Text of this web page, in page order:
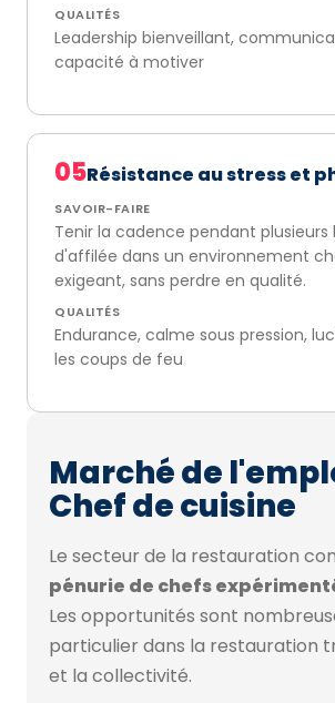
QUALITÉS
Leadership bienveillant,
capacité à motiver
05Résistance au stress et
SAVOIR-FAIRE
Tenir la cadence pendant plusieurs
d'affilée dans un environnement
exigeant, sans perdre en qualité.
QUALITÉS
Endurance, calme sous pression,
les coups de feu
Marché de
Chef de cuisine
Le secteur de la restauration
pénurie de chefs
Les opportunités sont
particulier dans la restauration
et la collectivité.